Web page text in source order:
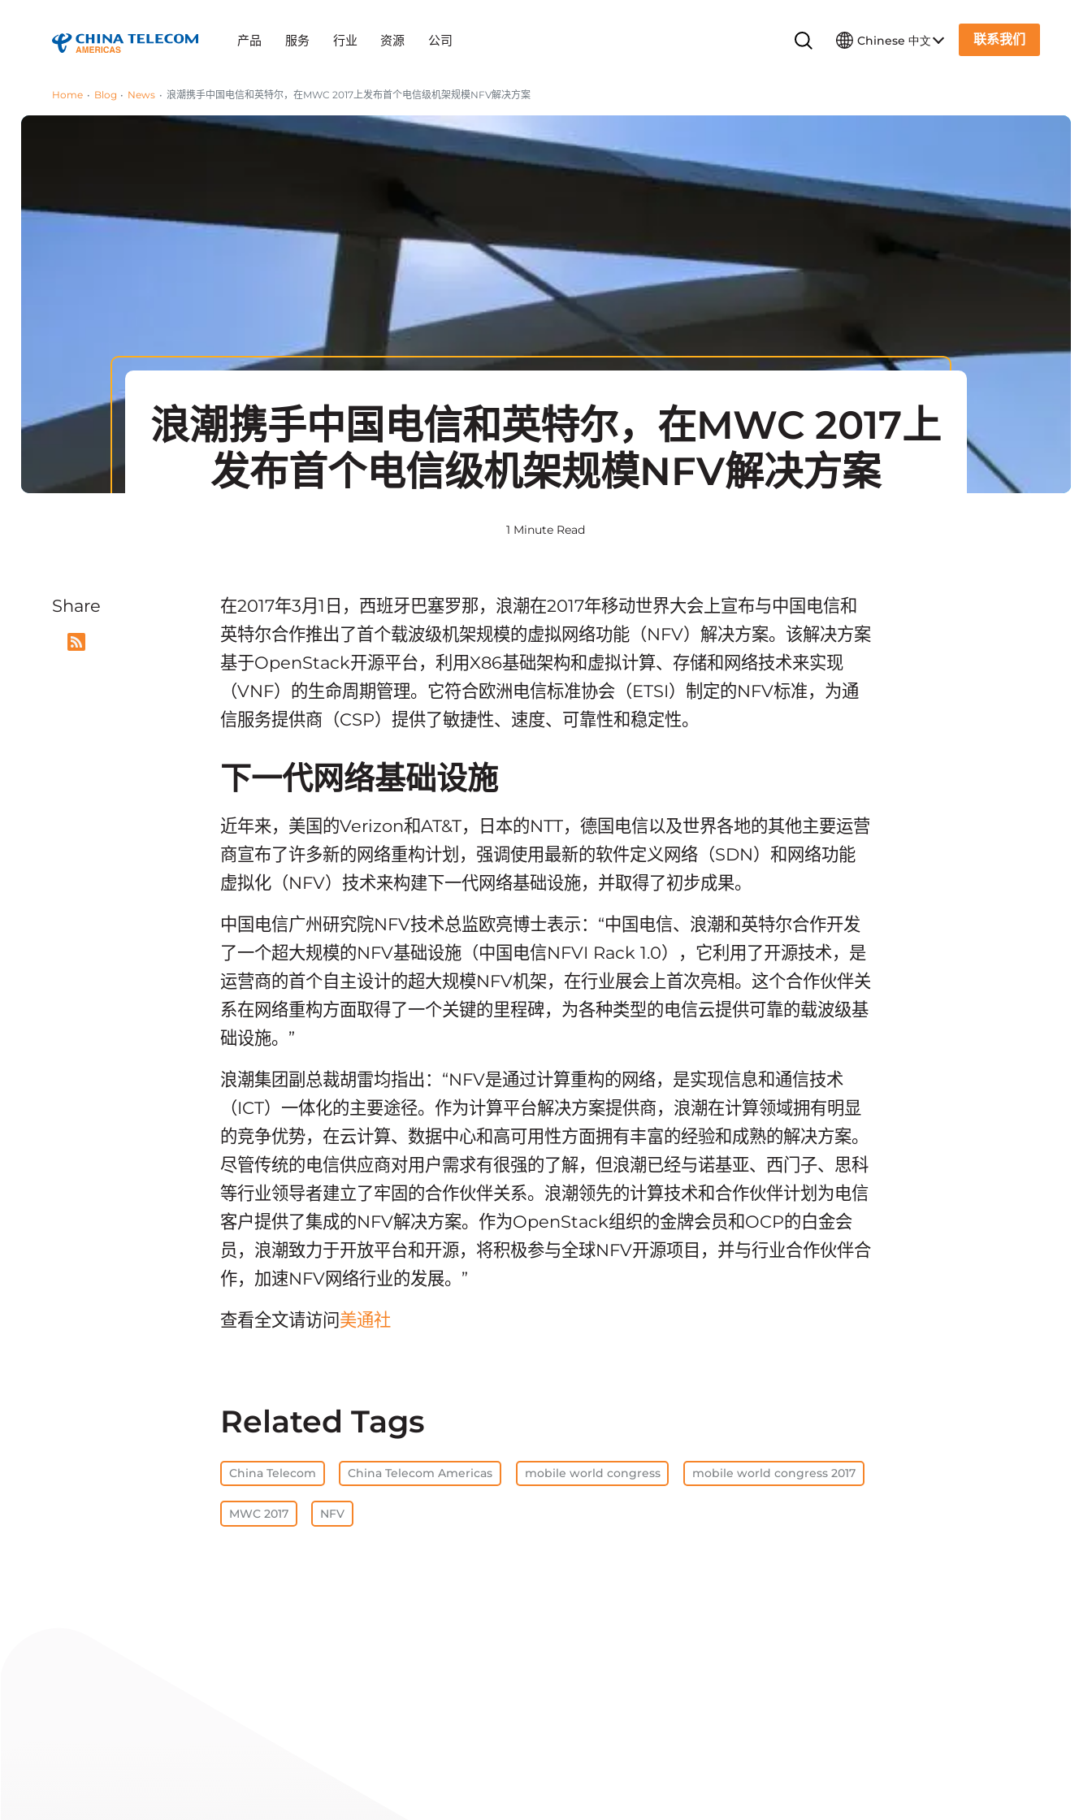
产品 服务 行业 资源 公司 Chinese 中文 联系我们
Home Blog News 浪潮携手中国电信和英特尔，在MWC 2017上发布首个电信级机架规模NFV解决方案
浪潮携手中国电信和英特尔，在MWC 2017上
发布首个电信级机架规模NFV解决方案
1 Minute Read
Share
在2017年3月1日，西班牙巴塞罗那，浪潮在2017年移动世界大会上宣布与中国电信和
英特尔合作推出了首个载波级机架规模的虚拟网络功能（NFV）解决方案。该解决方案
基于OpenStack开源平台，利用X86基础架构和虚拟计算、存储和网络技术来实现
（VNF）的生命周期管理。它符合欧洲电信标准协会（ETSI）制定的NFV标准，为通
信服务提供商（CSP）提供了敏捷性、速度、可靠性和稳定性。
下一代网络基础设施
近年来，美国的Verizon和AT&T，日本的NTT，德国电信以及世界各地的其他主要运营
商宣布了许多新的网络重构计划，强调使用最新的软件定义网络（SDN）和网络功能
虚拟化（NFV）技术来构建下一代网络基础设施，并取得了初步成果。
中国电信广州研究院NFV技术总监欧亮博士表示：“中国电信、浪潮和英特尔合作开发
了一个超大规模的NFV基础设施（中国电信NFVI Rack 1.0），它利用了开源技术，是
运营商的首个自主设计的超大规模NFV机架，在行业展会上首次亮相。这个合作伙伴关
系在网络重构方面取得了一个关键的里程碑，为各种类型的电信云提供可靠的载波级基
础设施。”
浪潮集团副总裁胡雷均指出：“NFV是通过计算重构的网络，是实现信息和通信技术
（ICT）一体化的主要途径。作为计算平台解决方案提供商，浪潮在计算领域拥有明显
的竞争优势，在云计算、数据中心和高可用性方面拥有丰富的经验和成熟的解决方案。
尽管传统的电信供应商对用户需求有很强的了解，但浪潮已经与诺基亚、西门子、思科
等行业领导者建立了牢固的合作伙伴关系。浪潮领先的计算技术和合作伙伴计划为电信
客户提供了集成的NFV解决方案。作为OpenStack组织的金牌会员和OCP的白金会
员，浪潮致力于开放平台和开源，将积极参与全球NFV开源项目，并与行业合作伙伴合
作，加速NFV网络行业的发展。”
查看全文请访问美通社
Related Tags
China Telecom China Telecom Americas mobile world congress mobile world congress 2017
MWC 2017 NFV